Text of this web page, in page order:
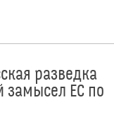
разведка
замысел ЕС по